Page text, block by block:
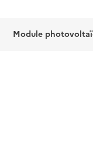
Module